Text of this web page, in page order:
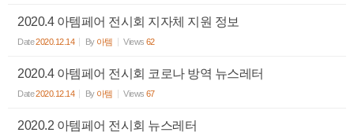
2020.4 아템페어 전시회 지자체 지원 정보
Date2020.12.14 By 아템 Views 62
2020.4 아템페어 전시회 코로나 방역 뉴스레터
Date2020.12.14 By 아템 Views 67
2020.2 아템페어 전시회 뉴스레터